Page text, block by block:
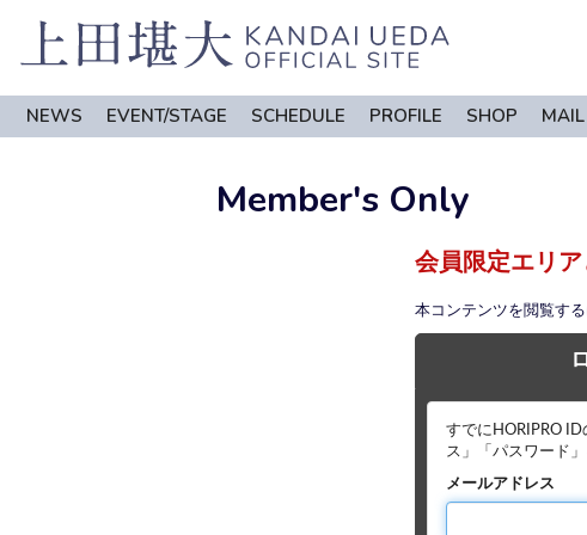
NEWS EVENT/STAGE SCHEDULE PROFILE SHOP
Member's Only
会員限定エリ
本コンテンツを閲覧す
すでにHORIPRO
ス」「パスワード
メールアドレス